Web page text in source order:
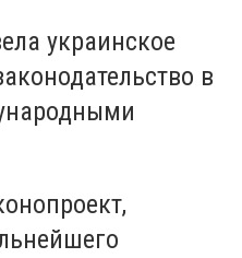
украинское
в